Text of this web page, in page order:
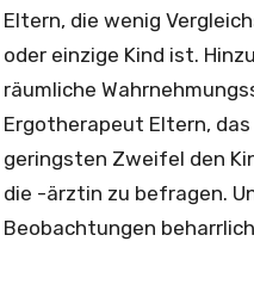
Eltern, die wenig
oder einzige Kind ist.
räumliche
Ergotherapeut Eltern, das
geringsten Zweifel den
die -ärztin zu befragen.
Beobachtungen